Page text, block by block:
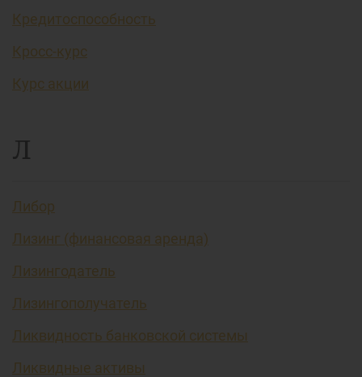
Кредитоспособность
Кросс-курс
Курс акции
Л
Либор
Лизинг (финансовая аренда)
Лизингодатель
Лизингополучатель
Ликвидность банковской системы
Ликвидные активы